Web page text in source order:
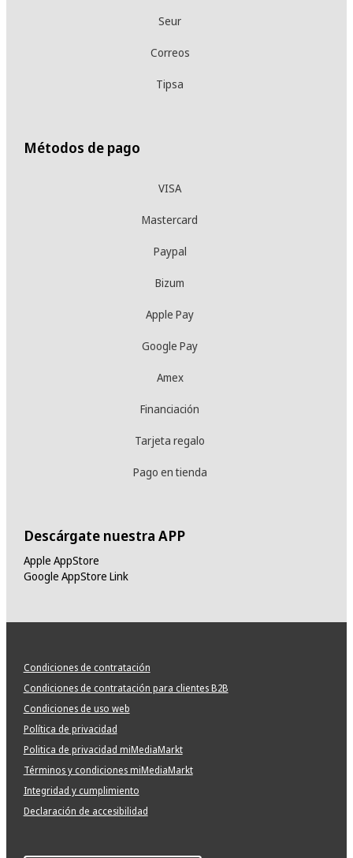
Seur
Correos
Tipsa
Métodos de pago
VISA
Mastercard
Paypal
Bizum
Apple Pay
Google Pay
Amex
Financiación
Tarjeta regalo
Pago en tienda
Descárgate nuestra APP
Apple AppStore
Google AppStore Link
Condiciones de contratación
Condiciones de contratación para clientes B2B
Condiciones de uso web
Política de privacidad
Politica de privacidad miMediaMarkt
Términos y condiciones miMediaMarkt
Integridad y cumplimiento
Declaración de accesibilidad